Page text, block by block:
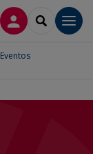
CONEXÃOSEARCH
Eventos